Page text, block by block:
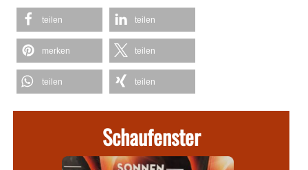
teilen teilen
merken teilen
teilen teilen
Schaufenster